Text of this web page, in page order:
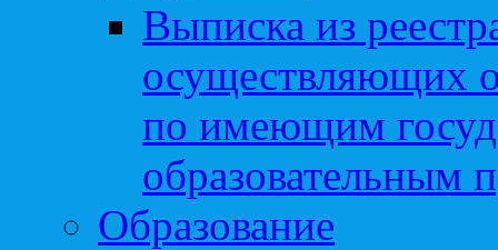
Выписка из
осуществляющих
по имеющим
образовательным
Образование